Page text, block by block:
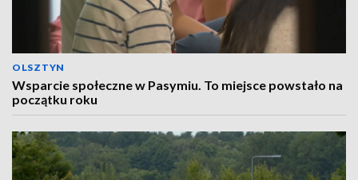
OLSZTYN
Wsparcie społeczne w Pasymiu. To miejsce powstało na
początku roku